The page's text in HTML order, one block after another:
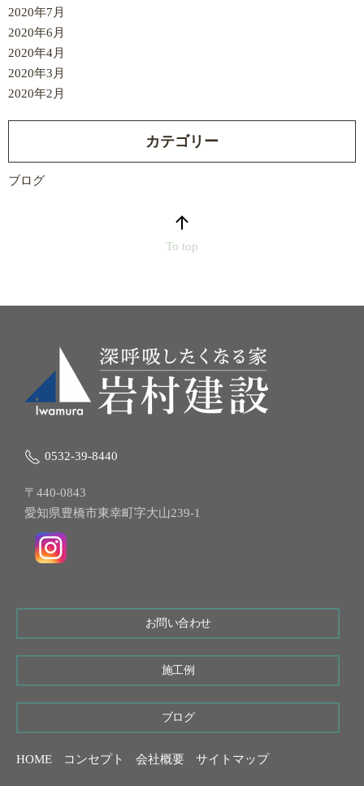
2020年7月
2020年6月
2020年4月
2020年3月
2020年2月
カテゴリー
ブログ
To top
0532-39-8440
〒440-0843
愛知県豊橋市東幸町字大山239-1
お問い合わせ
施工例
ブログ
HOME コンセプト 会社概要 サイトマップ